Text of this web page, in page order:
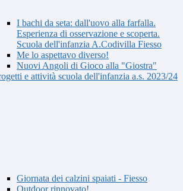
I bachi da seta: dall'uovo alla farfalla.
Esperienza di osservazione e scoperta.
Scuola dell'infanzia A.Codivilla Fiesso
Me lo aspettavo diverso!
Nuovi Angoli di Gioco alla "Giostra"
e attività scuola dell'infanzia a.s. 2023/24
Giornata dei calzini spaiati - Fiesso